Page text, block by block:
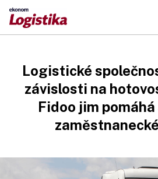
Logistické
závislosti na
Fidoo jim